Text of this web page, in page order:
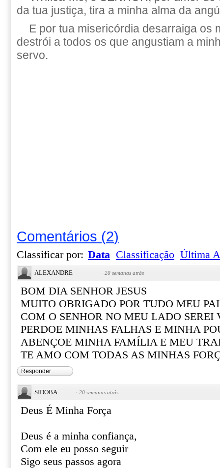
da tua justiça, tira a minha alma da
E por tua misericórdia desarraiga os
destrói a todos os que angustiam a
servo.
Comentários (2)
Classificar por: Data Classificação Última
ALEXANDRE · 20 semanas atrás
BOM DIA SENHOR JESUS
MUITO OBRIGADO POR TUDO MEU PAI
COM O SENHOR NO MEU LADO SEREI
PERDOE MINHAS FALHAS E MINHA
ABENÇOE MINHA FAMÍLIA E MEU
TE AMO COM TODAS AS MINHAS
Responder
SIDOBA · 20 semanas atrás
Deus É Minha Força
Deus é a minha confiança,
Com ele eu posso seguir
Sigo seus passos agora